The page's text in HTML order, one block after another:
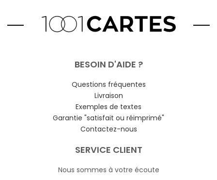
BESOIN D'AIDE ?
Questions fréquentes
Livraison
Exemples de textes
Garantie "satisfait ou réimprimé"
Contactez-nous
SERVICE CLIENT
Nous sommes à votre écoute